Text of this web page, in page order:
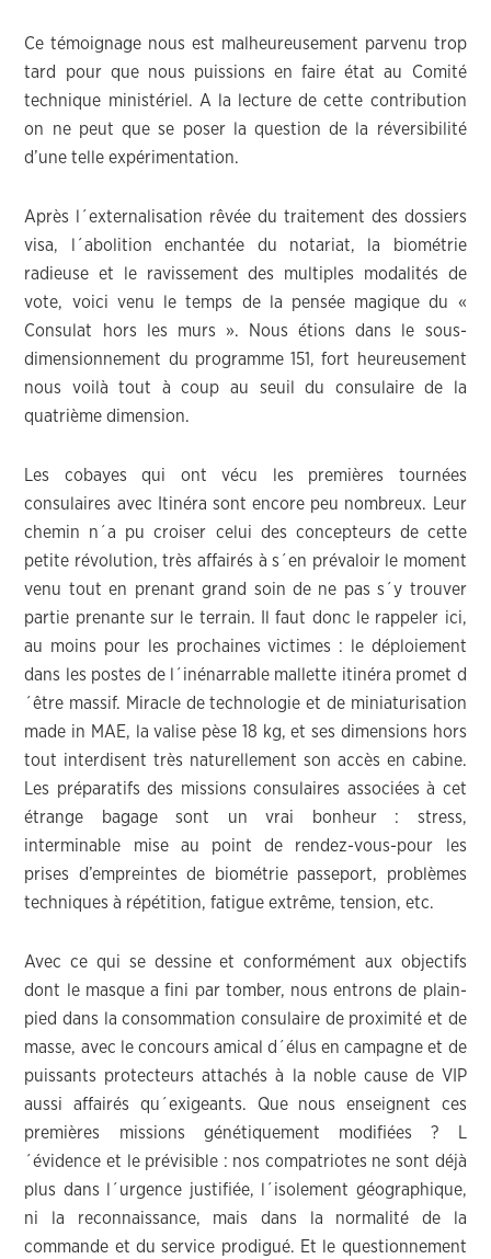
Ce témoignage nous est malheureusement parvenu trop
tard pour que nous puissions en faire état au Comité
technique ministériel. A la lecture de cette contribution
on ne peut que se poser la question de la réversibilité
d’une telle expérimentation.
Après l´externalisation rêvée du traitement des dossiers
visa, l´abolition enchantée du notariat, la biométrie
radieuse et le ravissement des multiples modalités de
vote, voici venu le temps de la pensée magique du «
Consulat hors les murs ». Nous étions dans le sous-
dimensionnement du programme 151, fort heureusement
nous voilà tout à coup au seuil du consulaire de la
quatrième dimension.
Les cobayes qui ont vécu les premières tournées
consulaires avec Itinéra sont encore peu nombreux. Leur
chemin n´a pu croiser celui des concepteurs de cette
petite révolution, très affairés à s´en prévaloir le moment
venu tout en prenant grand soin de ne pas s´y trouver
partie prenante sur le terrain. Il faut donc le rappeler ici,
au moins pour les prochaines victimes : le déploiement
dans les postes de l´inénarrable mallette itinéra promet d
´être massif. Miracle de technologie et de miniaturisation
made in MAE, la valise pèse 18 kg, et ses dimensions hors
tout interdisent très naturellement son accès en cabine.
Les préparatifs des missions consulaires associées à cet
étrange bagage sont un vrai bonheur : stress,
interminable mise au point de rendez-vous-pour les
prises d’empreintes de biométrie passeport, problèmes
techniques à répétition, fatigue extrême, tension, etc.
Avec ce qui se dessine et conformément aux objectifs
dont le masque a fini par tomber, nous entrons de plain-
pied dans la consommation consulaire de proximité et de
masse, avec le concours amical d´élus en campagne et de
puissants protecteurs attachés à la noble cause de VIP
aussi affairés qu´exigeants. Que nous enseignent ces
premières missions génétiquement modifiées ? L
´évidence et le prévisible : nos compatriotes ne sont déjà
plus dans l´urgence justifiée, l´isolement géographique,
ni la reconnaissance, mais dans la normalité de la
commande et du service prodigué. Et le questionnement